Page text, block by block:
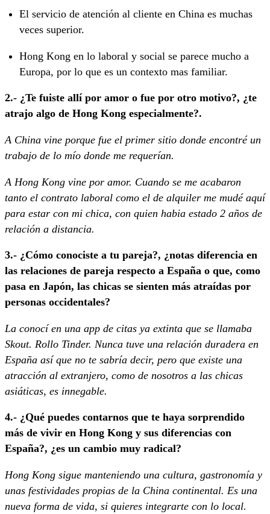
El servicio de atención al cliente en China es muchas
veces superior.
Hong Kong en lo laboral y social se parece mucho a
Europa, por lo que es un contexto mas familiar.
2.- ¿Te fuiste allí por amor o fue por otro motivo?, ¿te
atrajo algo de Hong Kong especialmente?.
A China vine porque fue el primer sitio donde encontré un
trabajo de lo mío donde me requerían.
A Hong Kong vine por amor. Cuando se me acabaron
tanto el contrato laboral como el de alquiler me mudé aquí
para estar con mi chica, con quien habia estado 2 años de
relación a distancia.
3.- ¿Cómo conociste a tu pareja?, ¿notas diferencia en
las relaciones de pareja respecto a España o que, como
pasa en Japón, las chicas se sienten más atraídas por
personas occidentales?
La conocí en una app de citas ya extinta que se llamaba
Skout. Rollo Tinder. Nunca tuve una relación duradera en
España así que no te sabría decir, pero que existe una
atracción al extranjero, como de nosotros a las chicas
asiáticas, es innegable.
4.- ¿Qué puedes contarnos que te haya sorprendido
más de vivir en Hong Kong y sus diferencias con
España?, ¿es un cambio muy radical?
Hong Kong sigue manteniendo una cultura, gastronomía y
unas festividades propias de la China continental. Es una
nueva forma de vida, si quieres integrarte con lo local.